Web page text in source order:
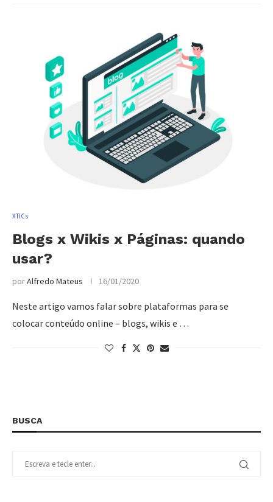
XTICs
Blogs x Wikis x Páginas: quando
usar?
porAlfredo Mateus 16/01/2020
Neste artigo vamos falar sobre plataformas para se
colocar conteúdo online – blogs, wikis e …
BUSCA